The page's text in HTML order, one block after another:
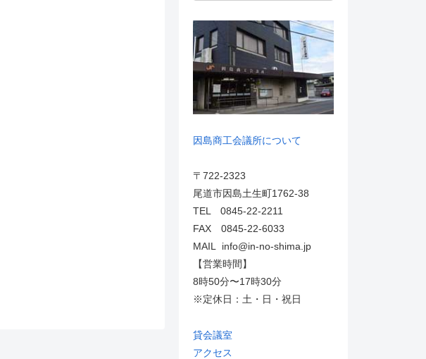
因島商工会議所について
〒722-2323
尾道市因島土生町1762-38
TEL 0845-22-2211
FAX 0845-22-6033
MAIL info@in-no-shima.jp
【営業時間】
8時50分〜17時30分
※定休日：土・日・祝日
貸会議室
アクセス